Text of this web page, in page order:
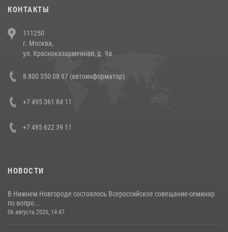
напавших на бригаду скорой помощи (видео)
14 июля 2026, 12:20
В Росгвардии прошла военно-научная конференция по обобщению
боевого опыта
КОНТАКТЫ
111250
г. Москва,
ул. Красноказарменная, д. 9а
8 800 350 08 97 (автоинформатор)
+7 495 361 84 11
+7 495 622 39 11
НОВОСТИ
В Нижнем Новгороде состоялось Всероссийское совещание-семинар
по вопро...
06 августа 2026, 14:47